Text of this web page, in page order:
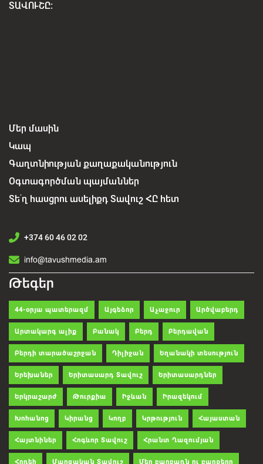
ՏԱՎՈՒՇԸ:
Մեր մասին
Կապ
Գաղտնիության քաղաքականություն
Օգտագործման պայմաններ
Տե՛ղ հասցրու ասելիքդ Տավուշ ՀԸ հետ
+374 60 46 02 02
info@tavushmedia.am
Թեգեր
44-օրյա պատերազմ Այգեձոր Աչաջուր Արծվաբերդ
Արտակարգ ալիք Բանակ Բերդ Բերդավան
Բերդի տարածաշրջան Դիլիջան Եղանակի տեսություն
Երեխաներ Երիտասարդ Տավուշ Երիտասարդներ
Երկրաշարժ Թուրքիա Իջևան Իրազեկում
Խոհանոց Կիրանց Կողբ Կրթություն Հայաստան
Հայտնիներ Հոգևոր Տավուշ Հրանտ Ղազումյան
Հրդեհ Մարզական Տավուշ Մեր բարբառն ու բարքերը